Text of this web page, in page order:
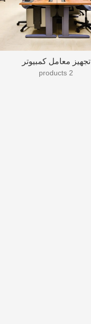
تجهيز معامل كمبيوتر
2 products